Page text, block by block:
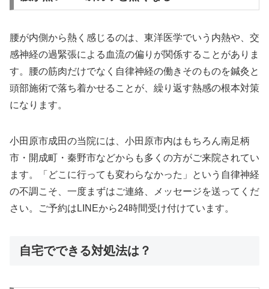
腰が内側から熱く感じるのは、東洋医学でいう内熱や、交
感神経の過緊張による血流の偏りが関係することがありま
す。腰の筋肉だけでなく自律神経の働きそのものを鍼灸と
頭部施術で落ち着かせることが、繰り返す熱感の根本対策
になります。
小田原市成田の当院には、小田原市内はもちろん南足柄
市・開成町・秦野市などからも多くの方がご来院されてい
ます。「どこに行っても変わらなかった」という自律神経
の不調こそ、一度まずはご連絡、メッセージを送ってくだ
さい。ご予約はLINEから24時間受け付けています。
自宅でできる対処法は？